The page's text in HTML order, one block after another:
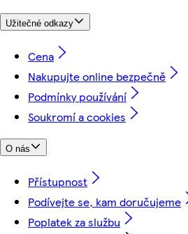
Užitečné odkazy
Cena
Nakupujte online bezpečně
Podmínky používání
Soukromí a cookies
O nás
Přístupnost
Podívejte se, kam doručujeme
Poplatek za službu